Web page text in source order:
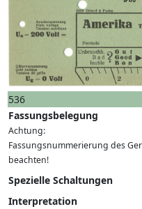
536
Fassungsbelegung
Achtung:
Fassungsnummerierung des
beachten!
Spezielle Schaltungen
Interpretation